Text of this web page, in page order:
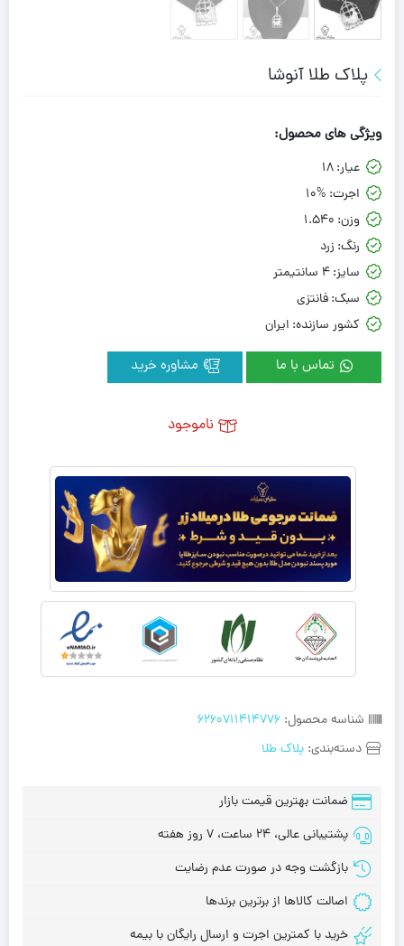
پلاک طلا آنوشا
شناسه محصول: 6260711414776
دسته‌بندی: پلاک طلا
ویژگی های محصول:
عیار:18
اجرت: 10%
وزن: 1.540
رنگ: زرد
سایز:4 سانتیمتر
سبک:فانتزی
کشور سازنده: ایران
تماس با ما
ضمانت بهترین قیمت بازار
پشتیبانی عالی، 24 ساعت، 7 روز هفته
بازگشت وجه در صورت عدم رضایت
اصالت کالاها از برترین برندها
خرید با کمترین اجرت و ارسال رایگان با بیمه
ناموجود